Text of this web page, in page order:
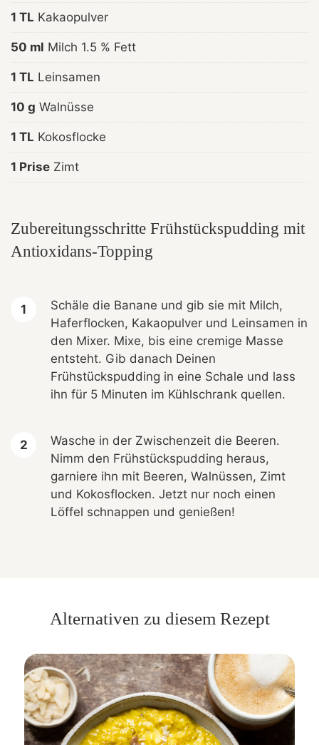
1 TL Kakaopulver
50 ml Milch 1.5 % Fett
1 TL Leinsamen
10 g Walnüsse
1 TL Kokosflocke
1 Prise Zimt
Zubereitungsschritte Frühstückspudding mit
Antioxidans-Topping
Schäle die Banane und gib sie mit Milch,
Haferflocken, Kakaopulver und Leinsamen in
den Mixer. Mixe, bis eine cremige Masse
entsteht. Gib danach Deinen
Frühstückspudding in eine Schale und lass
ihn für 5 Minuten im Kühlschrank quellen.
Wasche in der Zwischenzeit die Beeren.
Nimm den Frühstückspudding heraus,
garniere ihn mit Beeren, Walnüssen, Zimt
und Kokosflocken. Jetzt nur noch einen
Löffel schnappen und genießen!
Alternativen zu diesem Rezept